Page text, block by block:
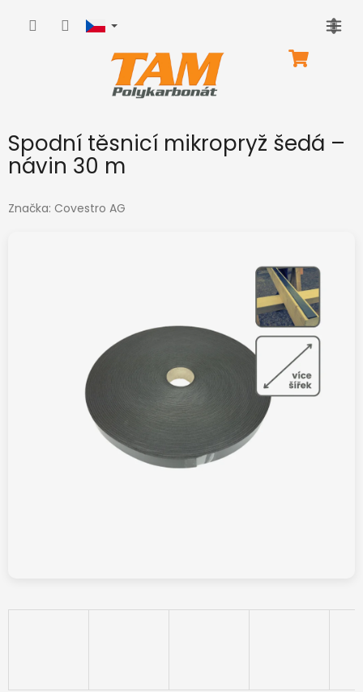
NÁKUPNÍ
Spodní těsnicí mikropryž šedá –
návin 30 m
Značka: Covestro AG